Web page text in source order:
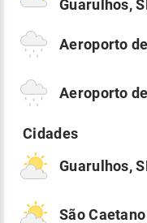
Guarulhos,
Aeroporto
Aeroporto
Guarulhos,
São